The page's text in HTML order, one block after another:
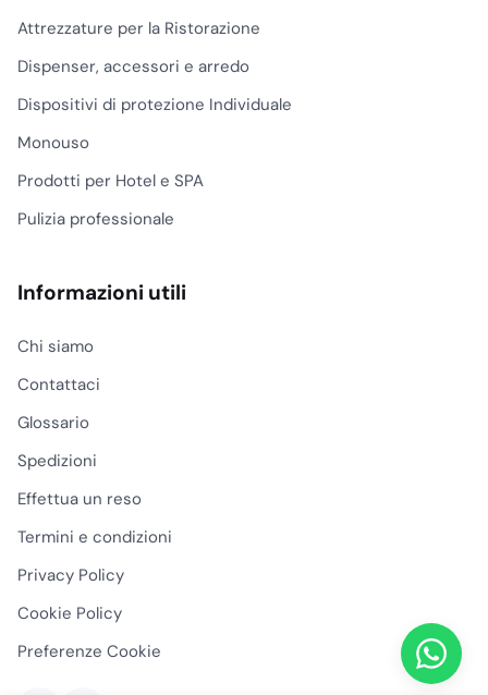
Attrezzature per la Ristorazione
Dispenser, accessori e arredo
Dispositivi di protezione Individuale
Monouso
Prodotti per Hotel e SPA
Pulizia professionale
Informazioni utili
Chi siamo
Contattaci
Glossario
Spedizioni
Effettua un reso
Termini e condizioni
Privacy Policy
Cookie Policy
Preferenze Cookie